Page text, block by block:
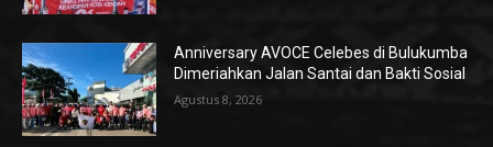
Anniversary AVOCE Celebes di Bulukumba
Dimeriahkan Jalan Santai dan Bakti Sosial
Agustus 8, 2026